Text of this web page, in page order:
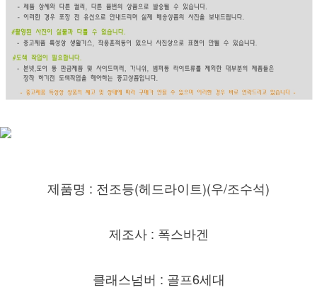
제품명 : 전조등(헤드라이트)(우/조수석)
제조사 : 폭스바겐
클래스넘버 : 골프6세대